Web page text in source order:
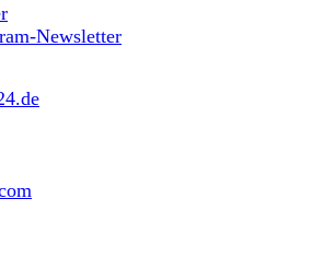
Newsletter